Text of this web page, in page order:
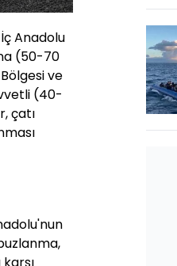
Anadolu
(50-70
ve
(40-
çatı